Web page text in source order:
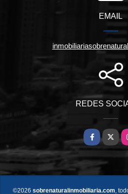
EMAIL
REDES
Facebook
X
©2026 sobrenaturalinmobiliaria.com,